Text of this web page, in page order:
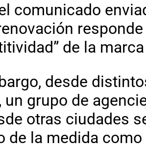
comunicado
de la
desde
un grupo de
otras ciudades
de la medida